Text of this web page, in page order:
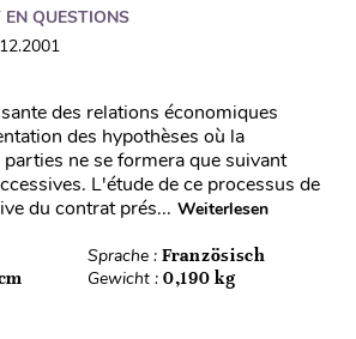
QUESTIONS
des relations économiques
des hypothèses où la
ne se formera que suivant
L'étude de ce processus de
du contrat prés... Weiterlesen
Sprache : Französisch
Gewicht : 0,190 kg